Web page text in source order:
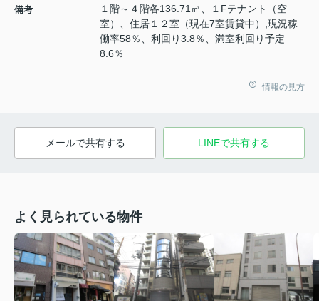
備考
１階～４階各136.71㎡、１Fテナント（空
室）、住居１２室（現在7室賃貸中）,現況稼
働率58％、利回り3.8％、満室利回り予定
8.6％
情報の見方
メールで共有する LINEで共有する
よく見られている物件